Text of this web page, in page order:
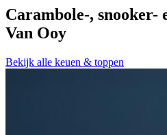
Carambole-, snooker-
Van Ooy
Bekijk alle keuen & toppen